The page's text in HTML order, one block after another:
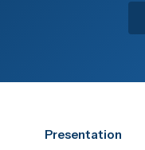
Presentation